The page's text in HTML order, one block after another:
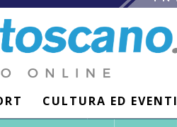
CULTURA ED EVENTI